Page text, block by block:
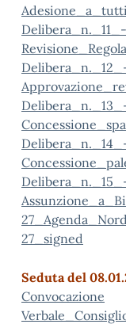
Delibera_n._11_-
27_signed
Seduta del
Convocazione